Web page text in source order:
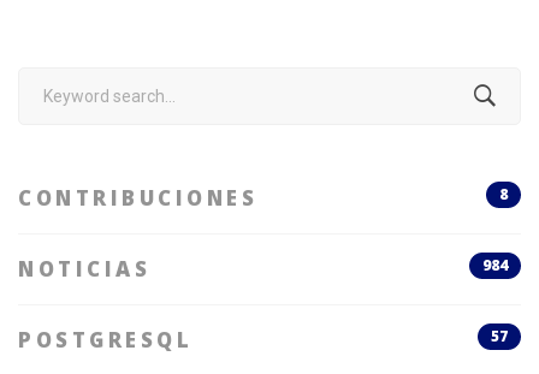
Search
CONTRIBUCIONES 8
NOTICIAS 984
POSTGRESQL 57